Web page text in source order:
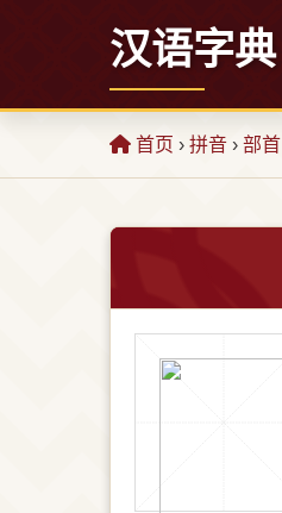
汉语字典
首页 › 拼音 › 部首